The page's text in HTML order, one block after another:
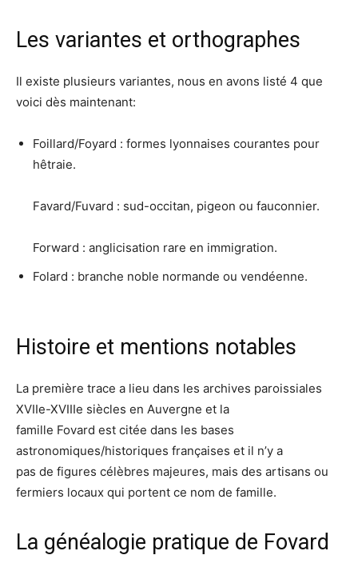
Les variantes et orthographes
Il existe plusieurs variantes, nous en avons listé 4 que
voici dès maintenant:
Foillard/Foyard : formes lyonnaises courantes pour
hêtraie.
Favard/Fuvard : sud-occitan, pigeon ou fauconnier.
Forward : anglicisation rare en immigration.​
Folard : branche noble normande ou vendéenne.
Histoire et mentions notables
La première trace a lieu dans les archives paroissiales
XVIIe-XVIIIe siècles en Auvergne et la
​famille Fovard est citée dans les bases
astronomiques/historiques françaises et il n’y a
pas de figures célèbres majeures, mais des artisans ou
fermiers locaux qui portent ce nom de famille.
La généalogie pratique de Fovard